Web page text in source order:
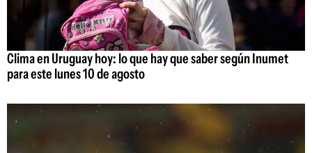
Clima en Uruguay hoy: lo que hay que saber según Inumet
para este lunes 10 de agosto